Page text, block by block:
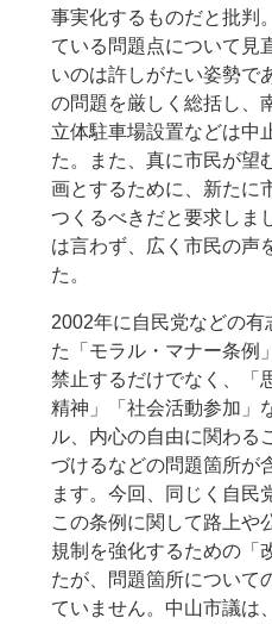
事実化するものだと批判
ている問題点について見
いのは許しがたい姿勢で
の問題を厳しく総括し、
立体駐車場設置などは中
た。また、真に市民が望
画とするために、新たに
つくるべきだと要求しま
は言わず、広く市民の声
た。
2002年に自民党などの
た「モラル・マナー条例
禁止するだけでなく、「
精神」「社会活動参加」
ル、内心の自由に関わる
づけるなどの問題箇所が
ます。今回、同じく自民
この条例に関して路上や
規制を強化するための「
たが、問題箇所について
ていません。中山市議は